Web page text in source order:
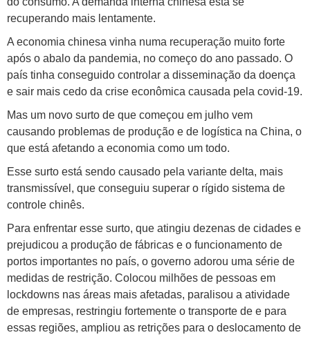
recuperando mais lentamente.
A economia chinesa vinha numa recuperação muito forte
após o abalo da pandemia, no começo do ano passado. O
país tinha conseguido controlar a disseminação da doença
e sair mais cedo da crise econômica causada pela covid-19.
Mas um novo surto de que começou em julho vem
causando problemas de produção e de logística na China, o
que está afetando a economia como um todo.
Esse surto está sendo causado pela variante delta, mais
transmissível, que conseguiu superar o rígido sistema de
controle chinês.
Para enfrentar esse surto, que atingiu dezenas de cidades e
prejudicou a produção de fábricas e o funcionamento de
portos importantes no país, o governo adorou uma série de
medidas de restrição. Colocou milhões de pessoas em
lockdowns nas áreas mais afetadas, paralisou a atividade
de empresas, restringiu fortemente o transporte de e para
essas regiões, ampliou as retrições para o deslocamento de